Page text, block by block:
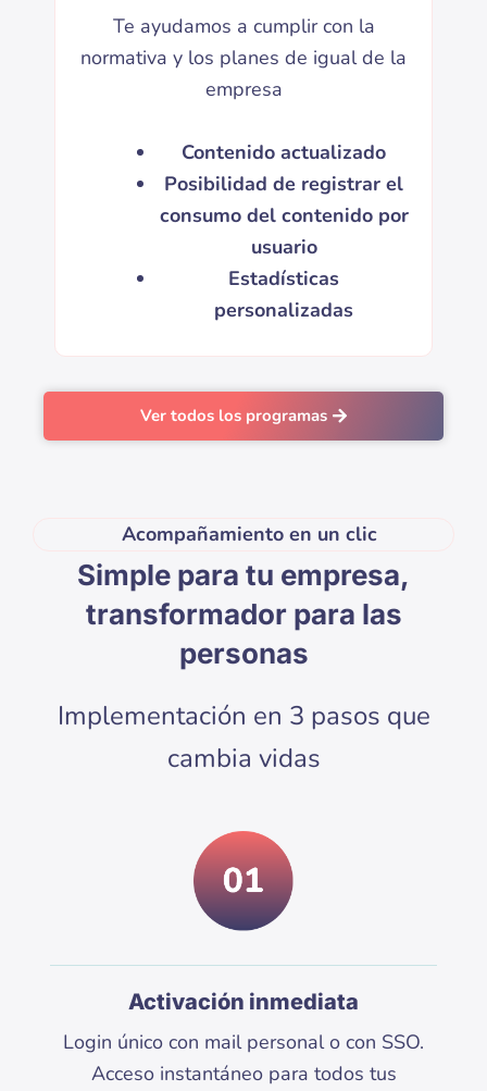
Te ayudamos a cumplir con la
normativa y los planes de igual de la
empresa
Contenido actualizado
Posibilidad de registrar el
consumo del contenido por
usuario
Estadísticas
personalizadas
Ver todos los programas
Acompañamiento en un clic
Simple para tu empresa,
transformador para las
personas
Implementación en 3 pasos que
cambia vidas
Activación inmediata
Login único con mail personal o con SSO.
Acceso instantáneo para todos tus